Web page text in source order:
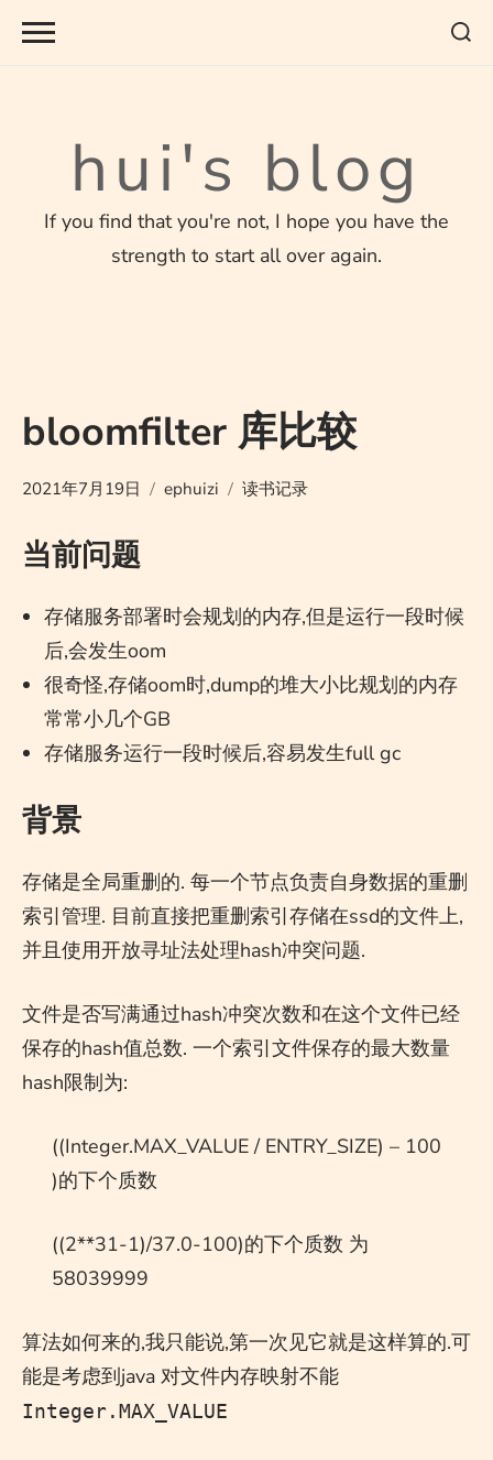
Skip
hui's blog
If you find that you're not, I hope you have the
strength to start all over again.
bloomfilter 库比较
2021年7月19日 ephuizi 读书记录
当前问题
存储服务部署时会规划的内存,但是运行一段时候
后,会发生oom
很奇怪,存储oom时,dump的堆大小比规划的内存
常常小几个GB
存储服务运行一段时候后,容易发生full gc
背景
存储是全局重删的. 每一个节点负责自身数据的重删
索引管理. 目前直接把重删索引存储在ssd的文件上,
并且使用开放寻址法处理hash冲突问题.
文件是否写满通过hash冲突次数和在这个文件已经
保存的hash值总数. 一个索引文件保存的最大数量
hash限制为:
((Integer.MAX_VALUE / ENTRY_SIZE) – 100
)的下个质数
((2**31-1)/37.0-100)的下个质数 为
58039999
算法如何来的,我只能说,第一次见它就是这样算的.可
能是考虑到java 对文件内存映射不能
Integer.MAX_VALUE